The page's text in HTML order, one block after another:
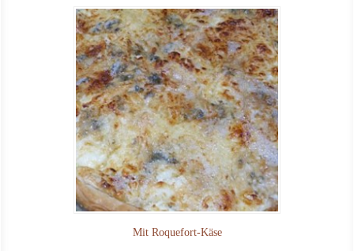
Mit Roquefort-Käse